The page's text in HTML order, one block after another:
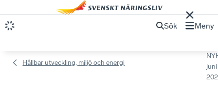
Sök Meny
Hållbar utveckling, miljö och energi
juni